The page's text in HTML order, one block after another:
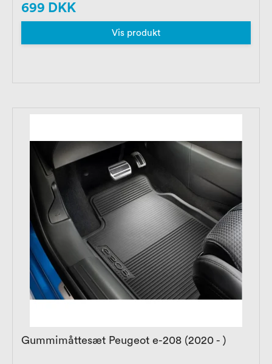
699 DKK
Vis produkt
Gummimåttesæt Peugeot e-208 (2020 - )